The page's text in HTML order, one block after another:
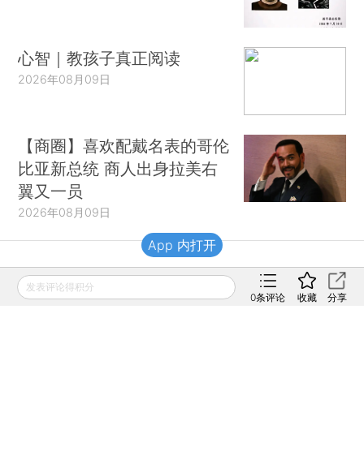
心智｜教孩子真正阅读
2026年08月09日
【商圈】喜欢配戴名表的哥伦
比亚新总统 商人出身拉美右
翼又一员
2026年08月09日
财新移动
发表评论得积分
0条评论 收藏 分享
App 内打开